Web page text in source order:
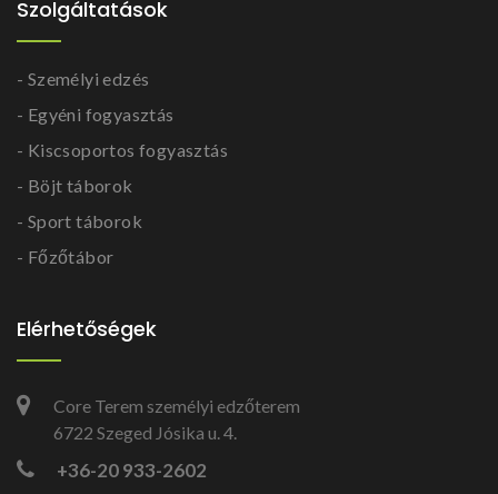
Szolgáltatások
- Személyi edzés
- Egyéni fogyasztás
- Kiscsoportos fogyasztás
- Böjt táborok
- Sport táborok
- Főzőtábor
Elérhetőségek
Core Terem személyi edzőterem
6722 Szeged Jósika u. 4.
+36-20 933-2602